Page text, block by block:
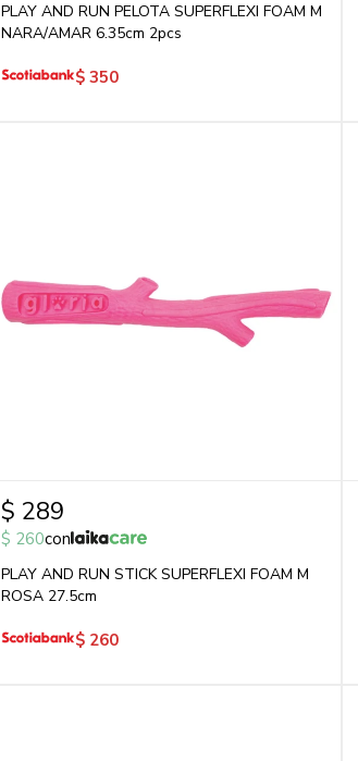
PLAY AND RUN PELOTA SUPERFLEXI FOAM M
NARA/AMAR 6.35cm 2pcs
$ 350
$ 289
$ 260con
PLAY AND RUN STICK SUPERFLEXI FOAM M
ROSA 27.5cm
$ 260